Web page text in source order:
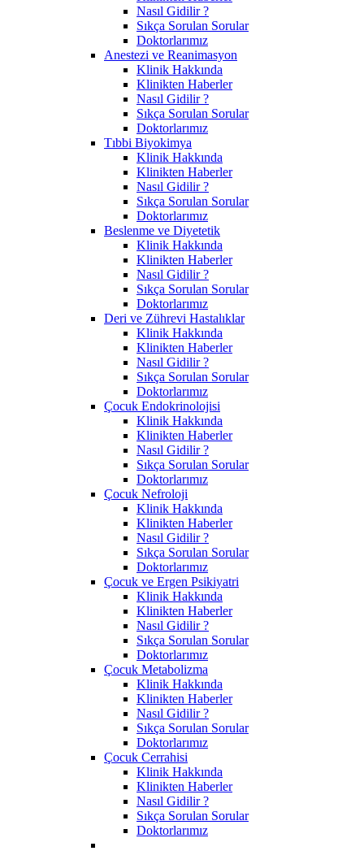
Nasıl Gidilir ?
Sıkça Sorulan Sorular
Doktorlarımız
Anestezi ve Reanimasyon
Klinik Hakkında
Klinikten Haberler
Nasıl Gidilir ?
Sıkça Sorulan Sorular
Doktorlarımız
Tıbbi Biyokimya
Klinik Hakkında
Klinikten Haberler
Nasıl Gidilir ?
Sıkça Sorulan Sorular
Doktorlarımız
Beslenme ve Diyetetik
Klinik Hakkında
Klinikten Haberler
Nasıl Gidilir ?
Sıkça Sorulan Sorular
Doktorlarımız
Deri ve Zührevi Hastalıklar
Klinik Hakkında
Klinikten Haberler
Nasıl Gidilir ?
Sıkça Sorulan Sorular
Doktorlarımız
Çocuk Endokrinolojisi
Klinik Hakkında
Klinikten Haberler
Nasıl Gidilir ?
Sıkça Sorulan Sorular
Doktorlarımız
Çocuk Nefroloji
Klinik Hakkında
Klinikten Haberler
Nasıl Gidilir ?
Sıkça Sorulan Sorular
Doktorlarımız
Çocuk ve Ergen Psikiyatri
Klinik Hakkında
Klinikten Haberler
Nasıl Gidilir ?
Sıkça Sorulan Sorular
Doktorlarımız
Çocuk Metabolizma
Klinik Hakkında
Klinikten Haberler
Nasıl Gidilir ?
Sıkça Sorulan Sorular
Doktorlarımız
Çocuk Cerrahisi
Klinik Hakkında
Klinikten Haberler
Nasıl Gidilir ?
Sıkça Sorulan Sorular
Doktorlarımız